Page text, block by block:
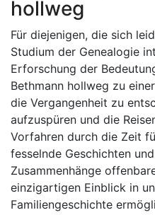
hollweg
Für diejenigen, die sich
Studium der Genealogie
Erforschung der
Bethmann hollweg zu
die Vergangenheit zu
aufzuspüren und die
Vorfahren durch die Zeit
fesselnde Geschichten
Zusammenhänge
einzigartigen Einblick in
Familiengeschichte